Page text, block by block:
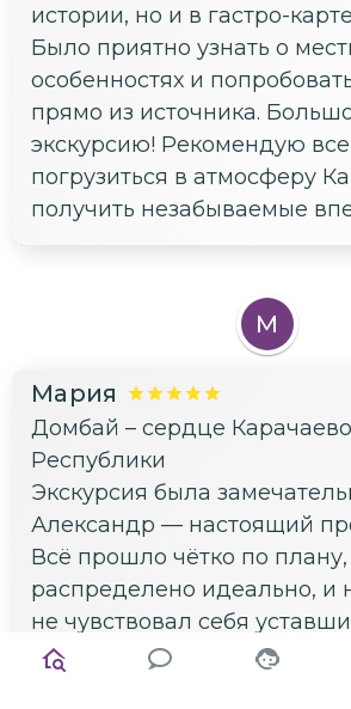
истории, но и в гастро-
Было приятно узнать о
особенностях и
прямо из источника.
экскурсию! Рекомендую
погрузиться в атмосферу
получить незабываемые
М
Мария
Домбай – сердце
Республики
Экскурсия была
Александр — настоящий
Всё прошло чётко по
распределено идеально, и
не чувствовал себя
скучающим. Особенно